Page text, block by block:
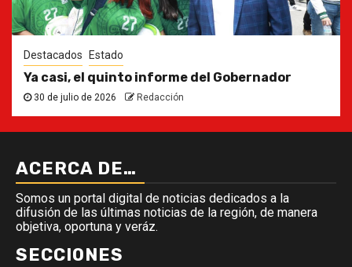
Destacados Estado
Ya casi, el quinto informe del Gobernador
30 de julio de 2026 Redacción
ACERCA DE…
Somos un portal digital de noticias dedicados a la
difusión de las últimas noticias de la región, de manera
objetiva, oportuna y veráz.
SECCIONES